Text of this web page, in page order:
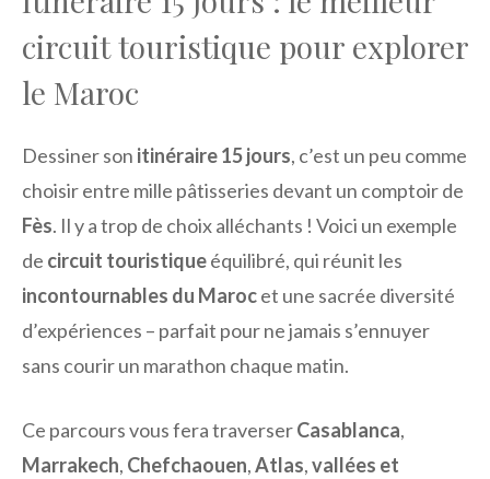
circuit touristique pour explorer
le Maroc
Dessiner son itinéraire 15 jours, c’est un peu comme
choisir entre mille pâtisseries devant un comptoir de
Fès. Il y a trop de choix alléchants ! Voici un exemple
de circuit touristiqueéquilibré, qui réunit les
incontournables du Marocet une sacrée diversité
d’expériences – parfait pour ne jamais s’ennuyer
sans courir un marathon chaque matin.
Ce parcours vous fera traverserCasablanca,
Marrakech, Chefchaouen,Atlas,vallées et